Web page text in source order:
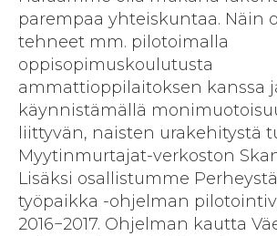
parempaa yhteiskuntaa. Näin
tehneet mm. pilotoimalla
oppisopimuskoulutusta
ammattioppilaitoksen kanssa
käynnistämällä
liittyvän, naisten urakehitystä
Myytinmurtajat-verkoston
Lisäksi osallistumme
työpaikka -ohjelman
2016−2017. Ohjelman kautta